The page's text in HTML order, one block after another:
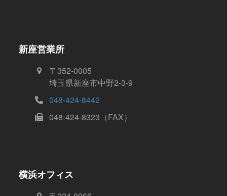
新座営業所
〒352-0005
埼玉県新座市中野2-3-9
048-424-8442
048-424-8323（FAX）
横浜オフィス